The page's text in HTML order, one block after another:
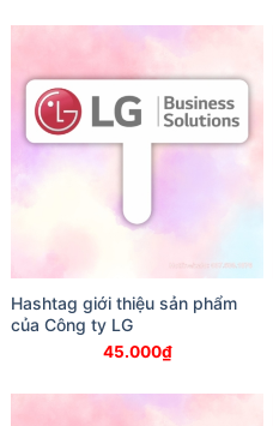
Hashtag giới thiệu sản phẩm
của Công ty LG
45.000₫